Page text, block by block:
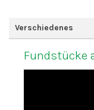
Verschiedenes
Fundstücke